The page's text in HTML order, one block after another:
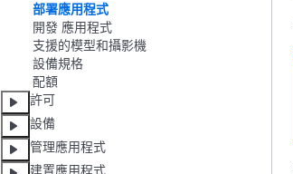
部署應用程式
開發 應用程式
支援的模型和攝影機
設備規格
配額
許可
設備
管理應用程式
建置應用程式